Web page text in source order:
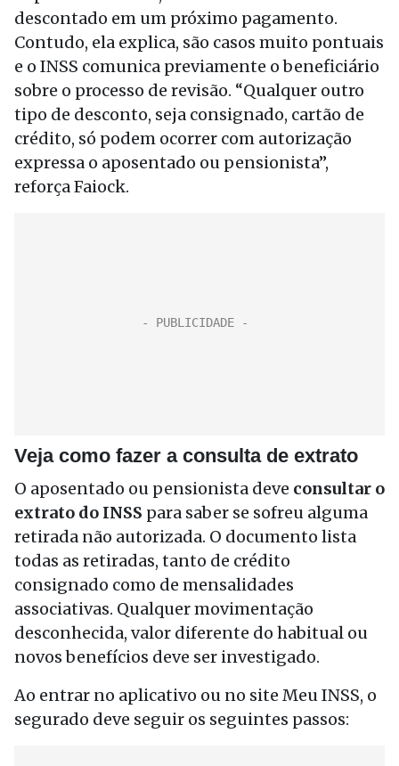
descontado em um próximo pagamento.
Contudo, ela explica, são casos muito pontuais
e o INSS comunica previamente o beneficiário
sobre o processo de revisão. “Qualquer outro
tipo de desconto, seja consignado, cartão de
crédito, só podem ocorrer com autorização
expressa o aposentado ou pensionista”,
reforça Faiock.
Veja como fazer a consulta de extrato
O aposentado ou pensionista deve consultar o
extrato do INSS para saber se sofreu alguma
retirada não autorizada. O documento lista
todas as retiradas, tanto de crédito
consignado como de mensalidades
associativas. Qualquer movimentação
desconhecida, valor diferente do habitual ou
novos benefícios deve ser investigado.
Ao entrar no aplicativo ou no site Meu INSS, o
segurado deve seguir os seguintes passos: